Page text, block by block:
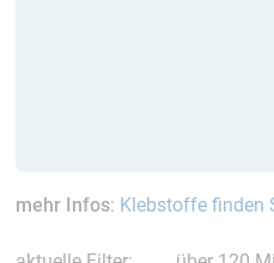
mehr Infos: Klebstoffe finden